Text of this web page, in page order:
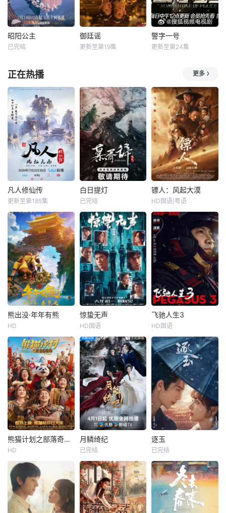
mp;nbsp; &amp;nb
sp; &amp;nbsp; &a
mp;nbsp; &amp;nb
sp; &amp;nbsp; &a
mp;
热忱善良的彝族巴
士司机木萨，春城
美景、浓郁民族风
情与木萨长久的陪
伴，慢慢抚平她内
高景波、徐邵梁、
孙希光和黄鹰等人
开始筹备建立冀南
银行，手艺人张宝
田在共产党人的感
昭阳公主
改编自青帷在晋江
文学城的小说《平
阳公主》。
昭阳公主
已完结
御廷谣
名小说。孟廷辉，
大平王朝有史以来
个以女子进士科三
元及第入翰林院的
奇女子。十年前的
她被他从死人堆里
救出来，蓬头垢面
口齿不清。十年后
的她才学满腹、冠
盖众人，于女子进
士科上大方异彩，
成为了朝
御廷谣
更新至第19集
警字一号
剧中主要讲述了以
谷一诚（李 崇霄饰
演）为代表的冀北
市公安刑警用自己
的超凡的智慧与过
人的勇气，屡破奇
案、勇 擒元凶的故
事，展现了人民警
察的赤胆忠心 与铁
血柔情。该
警字一号
更新至第24集
正在热播 更多
凡人修仙传
杨默
平凡少年韩立
出生贫困，为了让
家人过上更好的生
活，自愿前去七玄
门参加入门考核，
最终被墨大夫收入
门下。 墨大夫
一开始对韩立悉心
培养、传授医术，
让韩立对他非常感
门的弟子张铁失
踪，韩立才
凡人修仙传
更新至第185集
白日提灯
陈飞宇
魏哲鸣
改编自黎青燃小说
《白日提灯》。 &a
mp;nbsp; &amp;nb
sp; &amp;nbsp; &a
mp;nbsp; &amp;nb
sp; &amp;nbsp; &a
mp;nbsp; &amp;nb
sp; &amp;nbsp; &a
mp;nbsp; &amp;nb
sp; &amp;nbsp;
白日提灯
已完结
镖人：风起大漠
于适
&amp;nbsp;大漠之
上，镖人、官府、
西域五大家族等多
方势力盘根错节、
暗潮涌动。“天字第
二号逃犯”刀马接下
特殊押镖任务，和
同伴一起从西域护
镖远赴长安。不
料，他们的护送对
逃犯”知世郎……天
镖人：风起大漠
HD国语|粤语
熊出没·年年有熊
谭笑
&amp;nbsp;熊大曾
是森林里的“老大
哥”，直到一个不速
之客到来，它将自
己神力传给了熊
强，熊大变成了三
人组合内能力最弱
者。为了改变现
状，他步入了反派
陷阱，引发了毁天
熊出没·年年有熊
HD
惊蛰无声
朱一龙
宋佳
&amp;nbsp;你看不
见的地方，谍战从
未停止交锋！我国
最新战机的涉密信
息外泄，国家安全
面临威胁，国安小
组迅速行动抓捕间
谍，在信任与背叛
的漩涡中，一场惊
心博弈悄然上
惊蛰无声
HD国语
飞驰人生3
黄景瑜
&amp;nbsp;巴音布
鲁克最后一站收官
后，张驰（沈腾
饰）受邀作为车队
主教练征战全新赛
事“沐尘100拉力
赛”，“野生车手”走
上国际舞台！面对
高手如云的全新赛
道，孙宇强（尹正
煜 饰）一如既
飞驰人生3
HD国语
熊猫计划之部落奇遇记
&amp;nbsp;神秘部
落规矩离奇，怪事
接连不断！？熊猫
熊猫计划之部落奇遇记
HD
月鳞绮纪
陈都灵
露芜衣是神秘组织
无相月最小的九尾
狐，性格活泼，狡
月鳞绮纪
已完结
逐玉
任豪
该剧改编自晋江文
学城团子来袭的小
说《逐玉》。讲述
逐玉
已完结